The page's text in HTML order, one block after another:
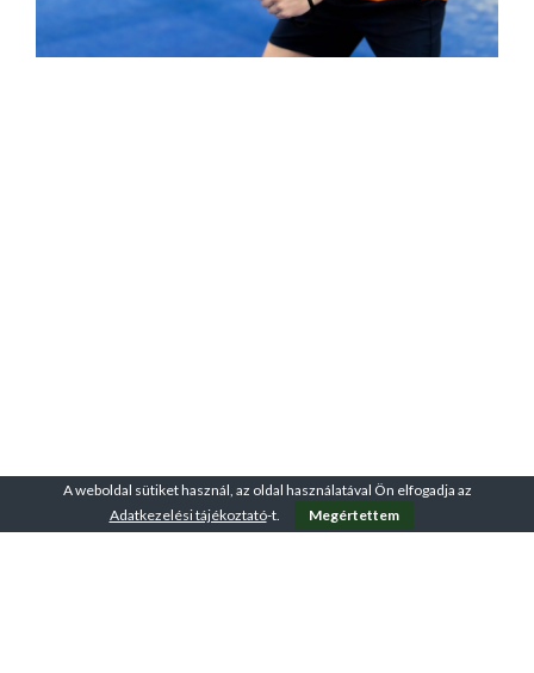
A weboldal sütiket használ, az oldal használatával Ön elfogadja az
Adatkezelési tájékoztató-t. Megértettem